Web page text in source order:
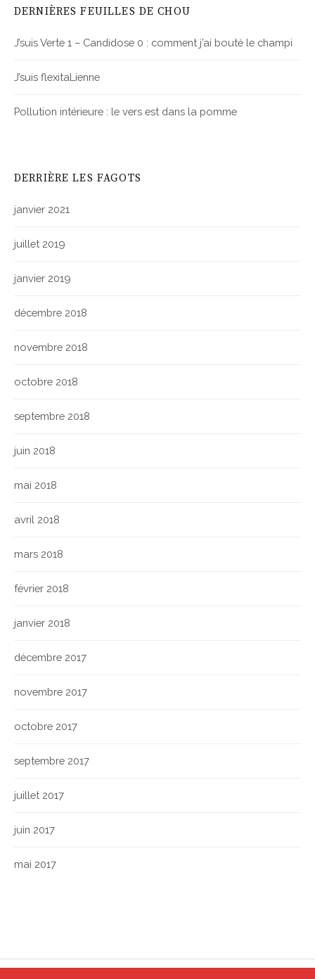
DERNIÈRES FEUILLES DE CHOU
J’suis Verte 1 – Candidose 0 : comment j’ai bouté le champi
J’suis flexitaLienne
Pollution intérieure : le vers est dans la pomme
DERRIÈRE LES FAGOTS
janvier 2021
juillet 2019
janvier 2019
décembre 2018
novembre 2018
octobre 2018
septembre 2018
juin 2018
mai 2018
avril 2018
mars 2018
février 2018
janvier 2018
décembre 2017
novembre 2017
octobre 2017
septembre 2017
juillet 2017
juin 2017
mai 2017